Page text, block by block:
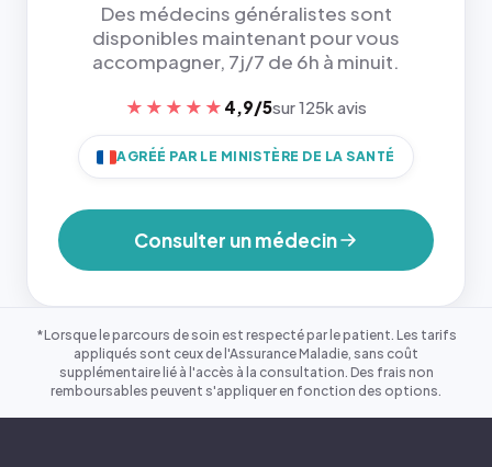
Des médecins généralistes sont
disponibles maintenant pour vous
accompagner, 7j/7 de 6h à minuit.
★★★★★ 4,9/5sur 125k avis
AGRÉÉ PAR LE MINISTÈRE DE LA SANTÉ
Consulter un médecin
*Lorsque le parcours de soin est respecté par le patient. Les tarifs
appliqués sont ceux de l'Assurance Maladie, sans coût
supplémentaire lié à l'accès à la consultation. Des frais non
remboursables peuvent s'appliquer en fonction des options.